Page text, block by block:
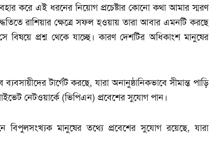
করে এই ধরনের নিয়োগ প্রচেষ্টার কোনো কথা আমার স্মরণ
রাশিয়ার ক্ষেত্রে সফল হওয়ায় তারা আবার এমনটি করছে
প্রশ্ন থেকে যাচ্ছে। কারণ দেশটির অধিকাংশ মানুষের
টার্গেট করছে, যারা অনানুষ্ঠানিকভাবে সীমান্ত পাড়ি
নেটওয়ার্কে (ভিপিএন) প্রবেশের সুযোগ পান।
বিপুলসংখ্যক মানুষের তথ্যে প্রবেশের সুযোগ রয়েছে, যারা